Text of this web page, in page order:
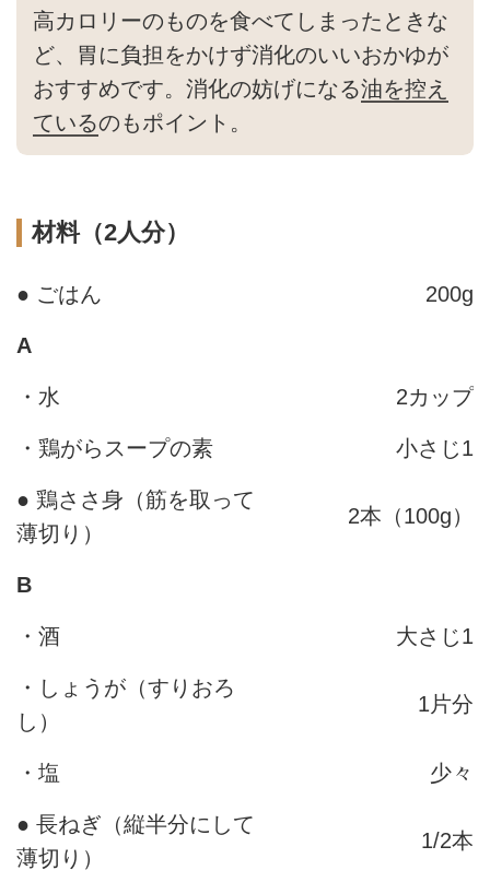
高カロリーのものを食べてしまったときな
ど、胃に負担をかけず消化のいいおかゆが
おすすめです。消化の妨げになる油を控え
ているのもポイント。
材料（2人分）
● ごはん 200g
A
・水 2カップ
・鶏がらスープの素 小さじ1
● 鶏ささ身（筋を取って
薄切り）
2本（100g）
B
・酒 大さじ1
・しょうが（すりおろ
し）
1片分
・塩 少々
● 長ねぎ（縦半分にして
薄切り）
1/2本